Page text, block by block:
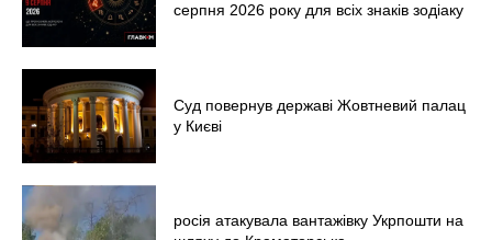
серпня 2026 року для всіх знаків зодіаку
Суд повернув державі Жовтневий палац
у Києві
росія атакувала вантажівку Укрпошти на